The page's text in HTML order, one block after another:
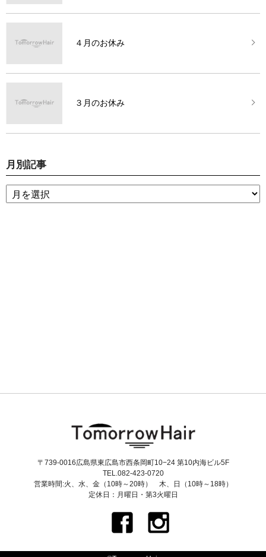
４月のお休み
３月のお休み
月別記事
〒739-0016広島県東広島市西条岡町10−24 第10内海ビル5F
TEL.082-423-0720
営業時間:火、水、金（10時～20時） 木、日（10時～18時）
定休日：月曜日・第3火曜日